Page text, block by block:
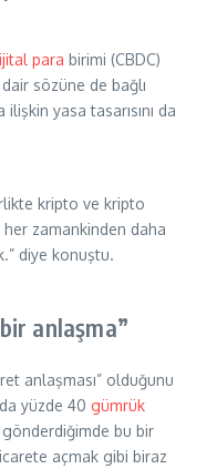
para birimi (CBDC)
sözüne de bağlı
yasa tasarısını da
kripto ve kripto
zamankinden daha
diye konuştu.
anlaşma”
anlaşması” olduğunu
yüzde 40 gümrük
gönderdiğimde bu bir
açmak gibi biraz